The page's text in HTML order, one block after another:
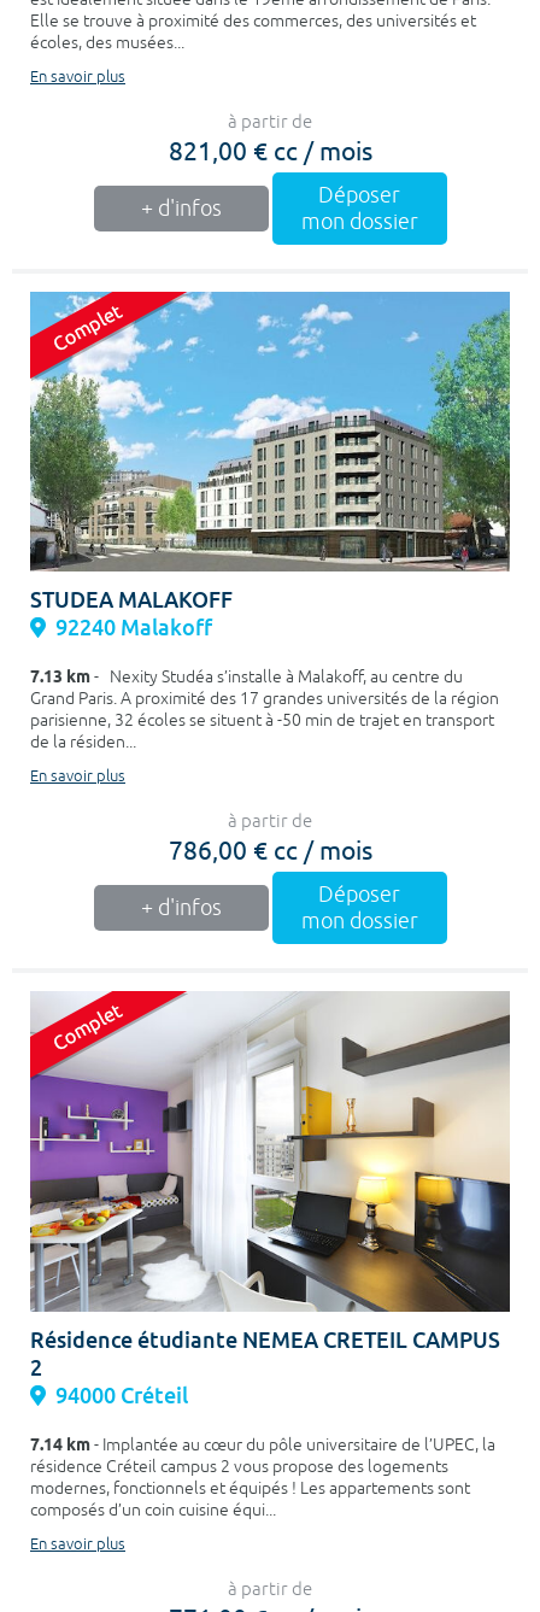
Elle se trouve à proximité des commerces, des universités et
écoles, des musées...
En savoir plus
à partir de
821,00 € cc / mois
+ d'infos
Déposer
mon dossier
STUDEA MALAKOFF
92240 Malakoff
7.13 km- Nexity Studéa s’installe à Malakoff, au centre du
Grand Paris. A proximité des 17 grandes universités de la région
parisienne, 32 écoles se situent à -50 min de trajet en transport
de la résiden...
En savoir plus
à partir de
786,00 € cc / mois
+ d'infos
Déposer
mon dossier
Résidence étudiante NEMEA CRETEIL CAMPUS
2
94000 Créteil
7.14 km- Implantée au cœur du pôle universitaire de l’UPEC, la
résidence Créteil campus 2 vous propose des logements
modernes, fonctionnels et équipés ! Les appartements sont
composés d’un coin cuisine équi...
En savoir plus
à partir de